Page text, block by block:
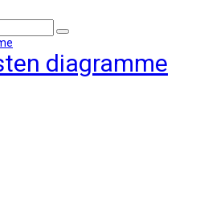
diagramme